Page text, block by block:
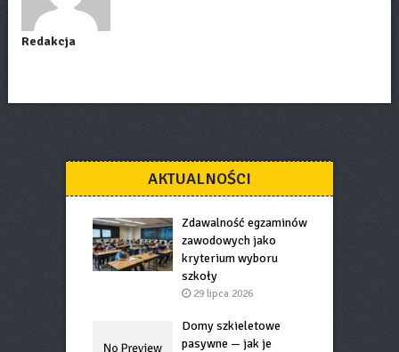
Redakcja
AKTUALNOŚCI
Zdawalność egzaminów
zawodowych jako
kryterium wyboru
szkoły
29 lipca 2026
Domy szkieletowe
pasywne — jak je